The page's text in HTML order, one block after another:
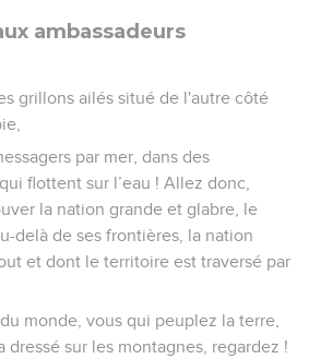
ambassadeurs
grillons ailés situé de l'autre côté
par mer, dans des
flottent sur l’eau ! Allez donc,
la nation grande et glabre, le
delà de ses frontières, la nation
et dont le territoire est traversé par
monde, vous qui peuplez la terre,
dressé sur les montagnes, regardez !